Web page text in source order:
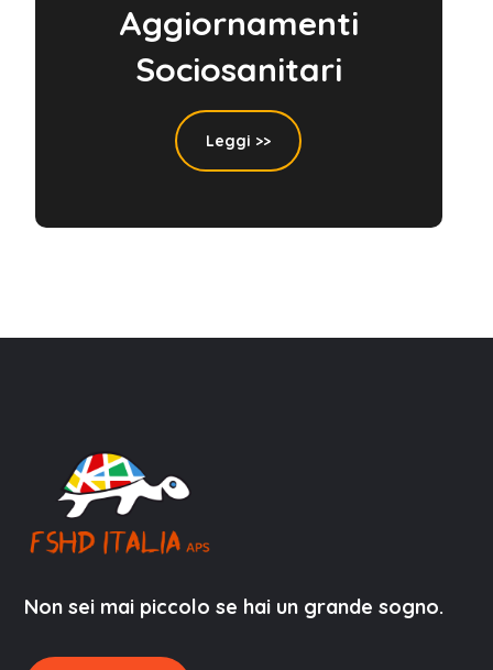
Aggiornamenti
Sociosanitari
Leggi >>
Non sei mai piccolo se hai un grande sogno.